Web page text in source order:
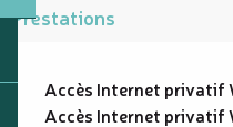
Prestations
Accès Internet privatif
Accès Internet